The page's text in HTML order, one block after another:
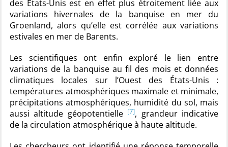
des États-Unis est en effet plus étroitement liée aux
variations hivernales de la banquise en mer du
Groenland, alors qu’elle est corrélée aux variations
estivales en mer de Barents.
Les scientifiques ont enfin exploré le lien entre
variations de la banquise au fil des mois et données
climatiques locales sur l’Ouest des États-Unis :
températures atmosphériques maximale et minimale,
précipitations atmosphériques, humidité du sol, mais
aussi altitude géopotentielle [7], grandeur indicative
de la circulation atmosphérique à haute altitude.